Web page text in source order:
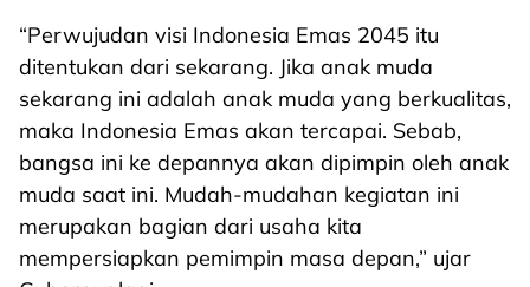
“Perwujudan visi Indonesia Emas 2045 itu
ditentukan dari sekarang. Jika anak muda
sekarang ini adalah anak muda yang berkualitas,
maka Indonesia Emas akan tercapai. Sebab,
bangsa ini ke depannya akan dipimpin oleh anak
muda saat ini. Mudah-mudahan kegiatan ini
merupakan bagian dari usaha kita
mempersiapkan pemimpin masa depan,” ujar